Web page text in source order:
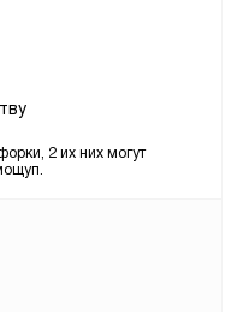
2 их них могут